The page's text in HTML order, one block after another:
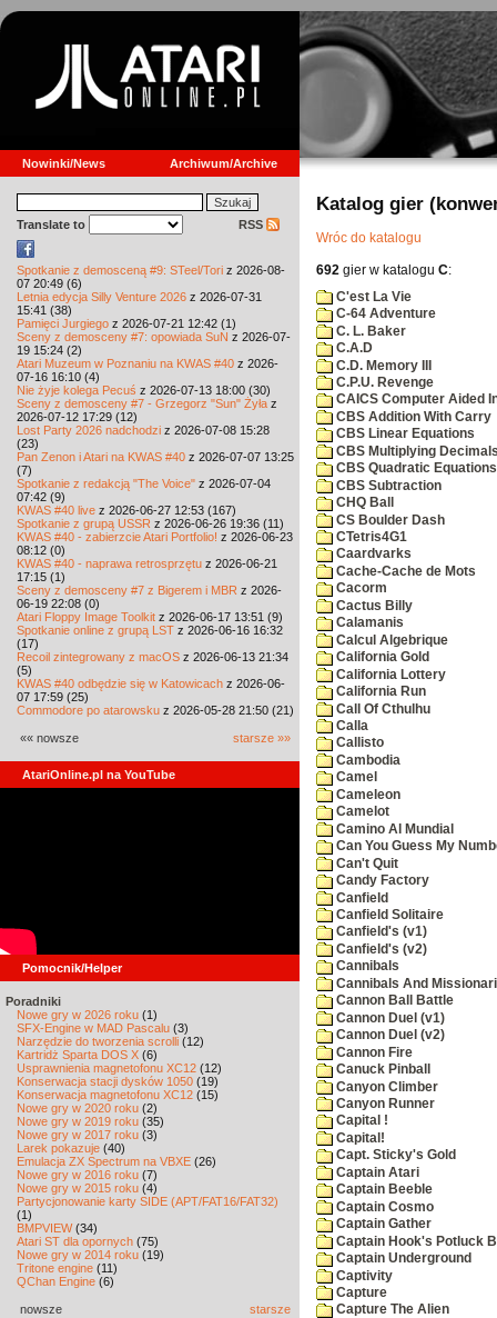
Nowinki/News Archiwum/Archive
Translate to RSS
Spotkanie z demosceną #9: STeel/Tori z 2026-08-
07 20:49 (6)
Letnia edycja Silly Venture 2026 z 2026-07-31
15:41 (38)
Pamięci Jurgiego z 2026-07-21 12:42 (1)
Sceny z demosceny #7: opowiada SuN z 2026-07-
19 15:24 (2)
Atari Muzeum w Poznaniu na KWAS #40 z 2026-
07-16 16:10 (4)
Nie żyje kolega Pecuś z 2026-07-13 18:00 (30)
Sceny z demosceny #7 - Grzegorz "Sun" Żyła z
2026-07-12 17:29 (12)
Lost Party 2026 nadchodzi z 2026-07-08 15:28
(23)
Pan Zenon i Atari na KWAS #40 z 2026-07-07 13:25
(7)
Spotkanie z redakcją "The Voice" z 2026-07-04
07:42 (9)
KWAS #40 live z 2026-06-27 12:53 (167)
Spotkanie z grupą USSR z 2026-06-26 19:36 (11)
KWAS #40 - zabierzcie Atari Portfolio! z 2026-06-23
08:12 (0)
KWAS #40 - naprawa retrosprzętu z 2026-06-21
17:15 (1)
Sceny z demosceny #7 z Bigerem i MBR z 2026-
06-19 22:08 (0)
Atari Floppy Image Toolkit z 2026-06-17 13:51 (9)
Spotkanie online z grupą LST z 2026-06-16 16:32
(17)
Recoil zintegrowany z macOS z 2026-06-13 21:34
(5)
KWAS #40 odbędzie się w Katowicach z 2026-06-
07 17:59 (25)
Commodore po atarowsku z 2026-05-28 21:50 (21)
«« nowsze starsze »»
AtariOnline.pl na YouTube
Pomocnik/Helper
Poradniki
Nowe gry w 2026 roku (1)
SFX-Engine w MAD Pascalu (3)
Narzędzie do tworzenia scrolli (12)
Kartridż Sparta DOS X (6)
Usprawnienia magnetofonu XC12 (12)
Konserwacja stacji dysków 1050 (19)
Konserwacja magnetofonu XC12 (15)
Nowe gry w 2020 roku (2)
Nowe gry w 2019 roku (35)
Nowe gry w 2017 roku (3)
Larek pokazuje (40)
Emulacja ZX Spectrum na VBXE (26)
Nowe gry w 2016 roku (7)
Nowe gry w 2015 roku (4)
Partycjonowanie karty SIDE (APT/FAT16/FAT32)
(1)
BMPVIEW(34)
Atari ST dla opornych (75)
Nowe gry w 2014 roku (19)
Tritone engine (11)
QChan Engine (6)
nowsze starsze
Katalog gier
Wróc do katalogu
692 gier w katalogu C:
C'est La Vie
C-64 Adventure
C. L. Baker
C.A.D
C.D. Memory III
C.P.U. Revenge
CAICS Computer Aided
CBS Addition With Carry
CBS Linear Equations
CBS Multiplying
CBS Quadratic Equations
CBS Subtraction
CHQ Ball
CS Boulder Dash
CTetris4G1
Caardvarks
Cache-Cache de Mots
Cacorm
Cactus Billy
Calamanis
Calcul Algebrique
California Gold
California Lottery
California Run
Call Of Cthulhu
Calla
Callisto
Cambodia
Camel
Cameleon
Camelot
Camino Al Mundial
Can You Guess My
Can't Quit
Candy Factory
Canfield
Canfield Solitaire
Canfield's (v1)
Canfield's (v2)
Cannibals
Cannibals And
Cannon Ball Battle
Cannon Duel (v1)
Cannon Duel (v2)
Cannon Fire
Canuck Pinball
Canyon Climber
Canyon Runner
Capital !
Capital!
Capt. Sticky's Gold
Captain Atari
Captain Beeble
Captain Cosmo
Captain Gather
Captain Hook's Potluck
Captain Underground
Captivity
Capture
Capture The Alien